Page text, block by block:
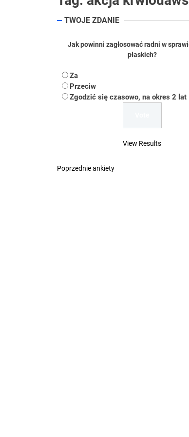
Koper –
Koper
Uwaga
Dość
TWOJE ZDANIE
Jak powinni zagłosować radni w
płaskich?
Za
Przeciw
Zgodzić się czasowo, na okres 2 lat
View Results
Poprzednie ankiety